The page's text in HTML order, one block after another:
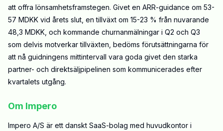
att offra lönsamhetsframstegen. Givet en ARR-guidance om 53-
57 MDKK vid årets slut, en tillväxt om 15-23 % från nuvarande
48,3 MDKK, och kommande churnanmälningar i Q2 och Q3
som delvis motverkar tillväxten, bedöms förutsättningarna för
att nå guidningens mittintervall vara goda givet den starka
partner- och direktsäljpipelinen som kommunicerades efter
kvartalets utgång.
Om Impero
Impero A/S är ett danskt SaaS-bolag med huvudkontor i